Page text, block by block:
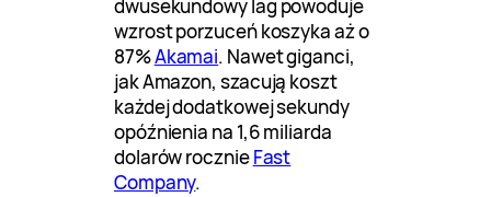
dwusekundowy lag powoduje
wzrost porzuceń koszyka aż o
87%Akamai. Nawet giganci,
jak Amazon, szacują koszt
każdej dodatkowej sekundy
opóźnienia na 1,6 miliarda
dolarów rocznieFast
Company.